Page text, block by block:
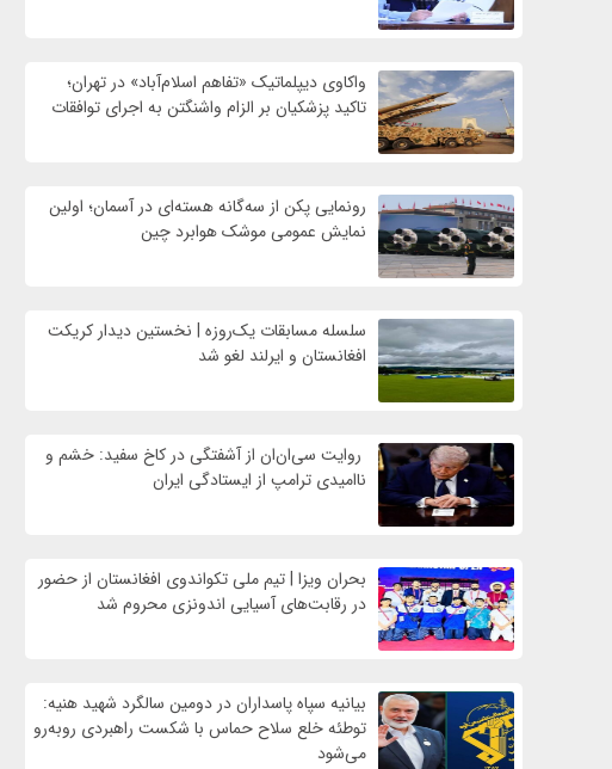
واکاوی دیپلماتیک «تفاهم اسلام‌آباد» در تهران؛
تاکید پزشکیان بر الزام واشنگتن به اجرای توافقات
رونمایی پکن از سه‌گانه هسته‌ای در آسمان؛ اولین
نمایش عمومی موشک هوابرد چین
سلسله مسابقات یک‌روزه | نخستین دیدار کریکت
افغانستان و ایرلند لغو شد
روایت سی‌ان‌ان از آشفتگی در کاخ سفید: خشم و
ناامیدی ترامپ از ایستادگی ایران
بحران ویزا | تیم ملی تکواندوی افغانستان از حضور
در رقابت‌های آسیایی اندونزی محروم شد
بیانیه سپاه پاسداران در دومین سالگرد شهید هنیه:
توطئه خلع سلاح حماس با شکست راهبردی روبه‌رو
می‌شود